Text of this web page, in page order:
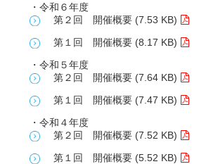
・令和６年度
第２回 開催概要 (7.53 KB)
第１回 開催概要 (8.17 KB)
・令和５年度
第２回 開催概要 (7.64 KB)
第１回 開催概要 (7.47 KB)
・令和４年度
第２回 開催概要 (7.52 KB)
第１回 開催概要 (5.52 KB)